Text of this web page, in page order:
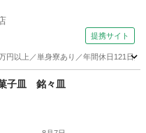
提携サイト
円以上／単身寮あり／年間休日121
子皿 銘々皿